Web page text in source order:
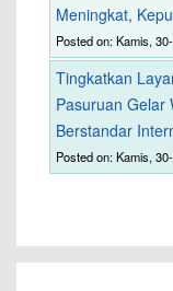
Meningkat,
Posted on: Kamis,
Tingkatkan
Pasuruan Gelar
Berstandar
Posted on: Kamis,